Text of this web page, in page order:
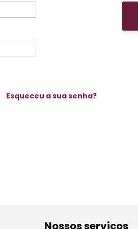
Esqueceu a sua senha?
Nossos serviços